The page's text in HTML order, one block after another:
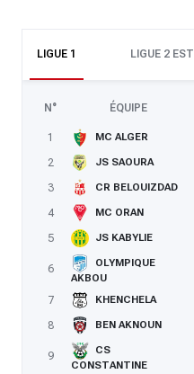
LIGUE 1 LIGUE 2 EST
N° ÉQUIPE
1 MC ALGER
2
JS SAOURA
3
CR BELOUIZDAD
4
MC ORAN
5
JS KABYLIE
6
OLYMPIQUE
AKBOU
7 KHENCHELA
8
BEN AKNOUN
9
CS
CONSTANTINE